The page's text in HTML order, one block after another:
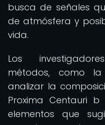
busca de señales
de atmósfera y
vida.
Los
métodos, como la
analizar la
Proxima Centauri
elementos que